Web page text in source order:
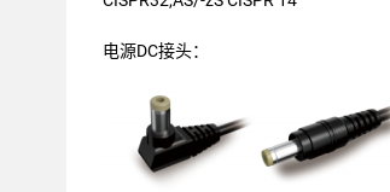
电源DC接头：